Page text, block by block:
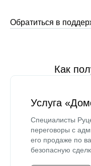
Обратиться в
Как
Услуга
Специалисты
переговоры с
его продаже по
безопасную